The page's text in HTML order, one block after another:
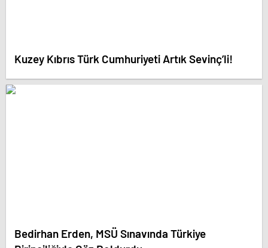
Kuzey Kıbrıs Türk Cumhuriyeti Artık Sevinç’li!
Bedirhan Erden, MSÜ Sınavında Türkiye